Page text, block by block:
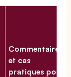
Commentaires
et cas
pratiques pour